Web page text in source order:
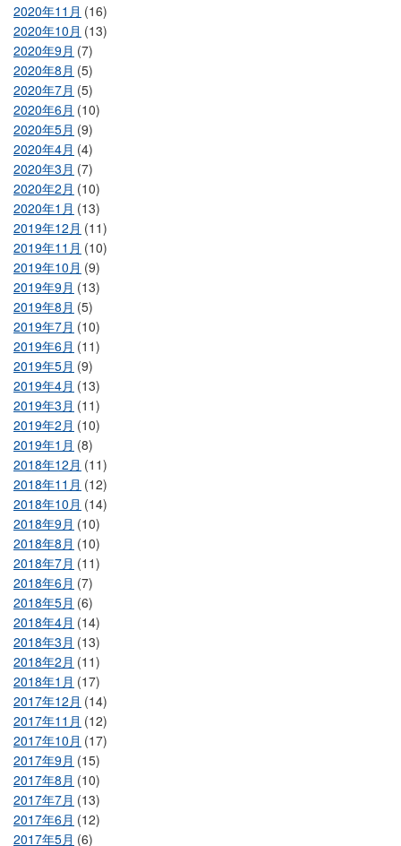
2020年11月 (16)
2020年10月 (13)
2020年9月 (7)
2020年8月 (5)
2020年7月 (5)
2020年6月 (10)
2020年5月 (9)
2020年4月 (4)
2020年3月 (7)
2020年2月 (10)
2020年1月 (13)
2019年12月 (11)
2019年11月 (10)
2019年10月 (9)
2019年9月 (13)
2019年8月 (5)
2019年7月 (10)
2019年6月 (11)
2019年5月 (9)
2019年4月 (13)
2019年3月 (11)
2019年2月 (10)
2019年1月 (8)
2018年12月 (11)
2018年11月 (12)
2018年10月 (14)
2018年9月 (10)
2018年8月 (10)
2018年7月 (11)
2018年6月 (7)
2018年5月 (6)
2018年4月 (14)
2018年3月 (13)
2018年2月 (11)
2018年1月 (17)
2017年12月 (14)
2017年11月 (12)
2017年10月 (17)
2017年9月 (15)
2017年8月 (10)
2017年7月 (13)
2017年6月 (12)
2017年5月 (6)